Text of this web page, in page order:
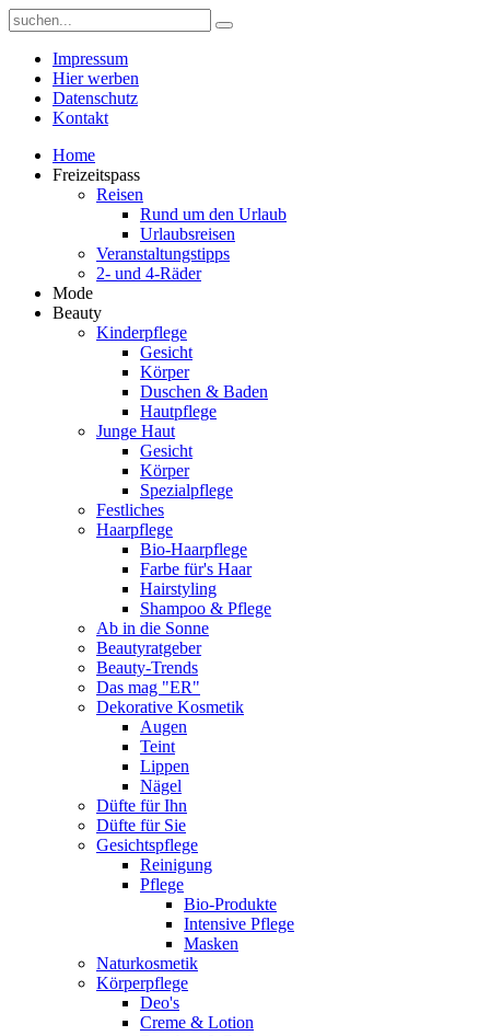
Impressum
Hier werben
Datenschutz
Kontakt
Home
Freizeitspass
Reisen
Rund um den Urlaub
Urlaubsreisen
Veranstaltungstipps
2- und 4-Räder
Mode
Beauty
Kinderpflege
Gesicht
Körper
Duschen & Baden
Hautpflege
Junge Haut
Gesicht
Körper
Spezialpflege
Festliches
Haarpflege
Bio-Haarpflege
Farbe für's Haar
Hairstyling
Shampoo & Pflege
Ab in die Sonne
Beautyratgeber
Beauty-Trends
Das mag "ER"
Dekorative Kosmetik
Augen
Teint
Lippen
Nägel
Düfte für Ihn
Düfte für Sie
Gesichtspflege
Reinigung
Pflege
Bio-Produkte
Intensive Pflege
Masken
Naturkosmetik
Körperpflege
Deo's
Creme & Lotion